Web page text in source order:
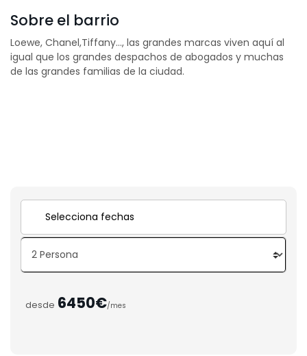
Sobre el barrio
Loewe, Chanel,Tiffany…, las grandes marcas viven aquí al
igual que los grandes despachos de abogados y muchas
de las grandes familias de la ciudad.
desde 6450€/mes